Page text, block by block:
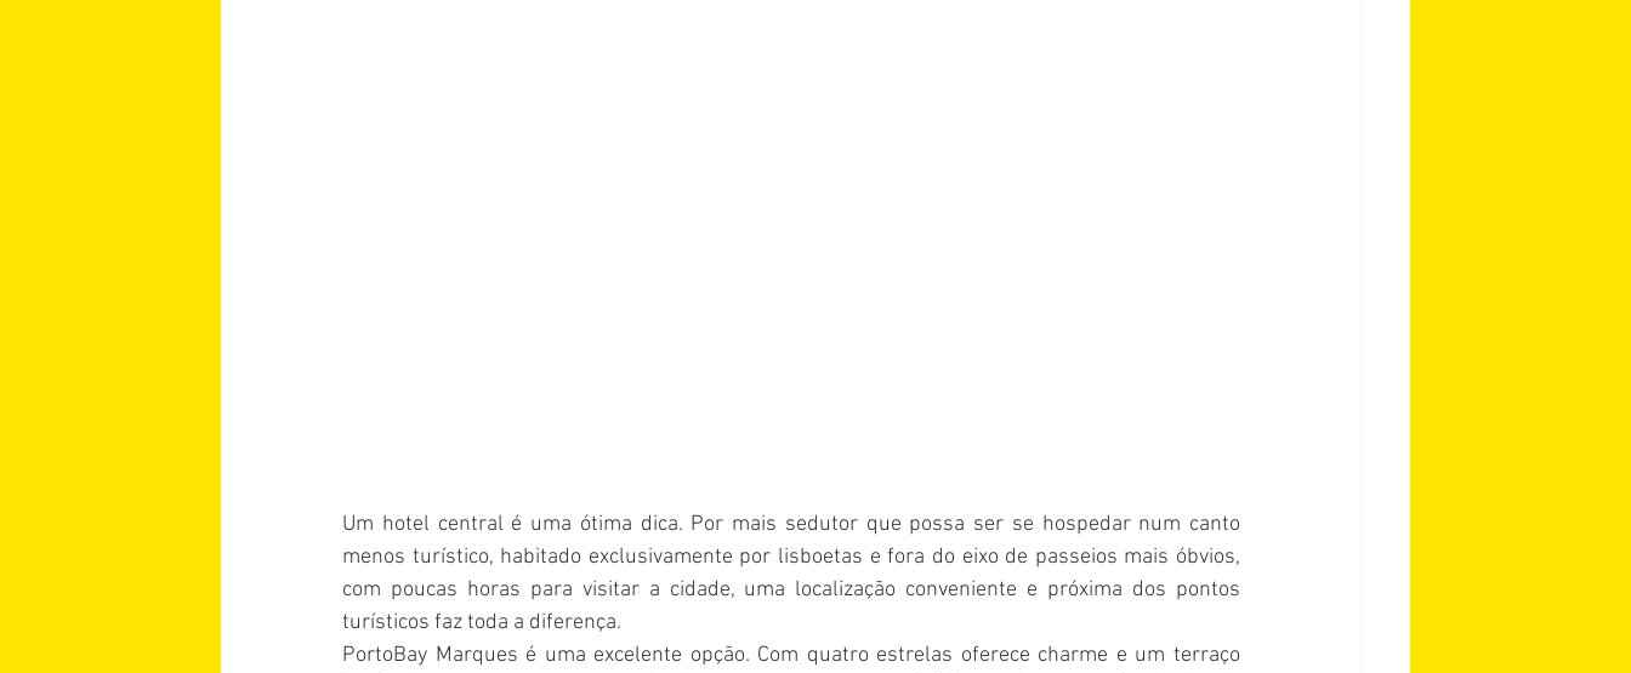
Um hotel central é uma ótima dica. Por mais sedutor que possa ser se hospedar num canto
menos turístico, habitado exclusivamente por lisboetas e fora do eixo de passeios mais óbvios,
com poucas horas para visitar a cidade, uma localização conveniente e próxima dos pontos
turísticos faz toda a diferença.
PortoBay Marques é uma excelente opção. Com quatro estrelas oferece charme e um terraço